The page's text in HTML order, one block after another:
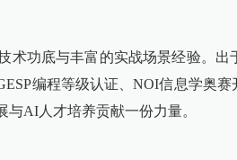
术功底与丰富的实战场景经验。
编程等级认证、NOI信息学奥
AI人才培养贡献一份力量。